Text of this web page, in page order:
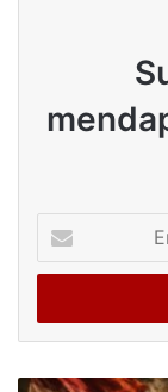
your
Email